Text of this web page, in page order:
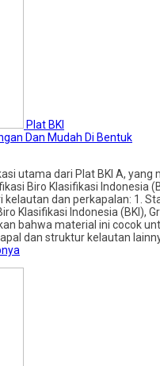
Plat BKI
Dan Mudah Di Bentuk
utama dari Plat BKI A, yang
Biro Klasifikasi Indonesia
kelautan dan perkapalan: 1.
Klasifikasi Indonesia (BKI),
bahwa material ini cocok
dan struktur kelautan